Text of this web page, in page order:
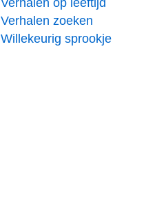
Verhalen zoeken
Willekeurig sprookje